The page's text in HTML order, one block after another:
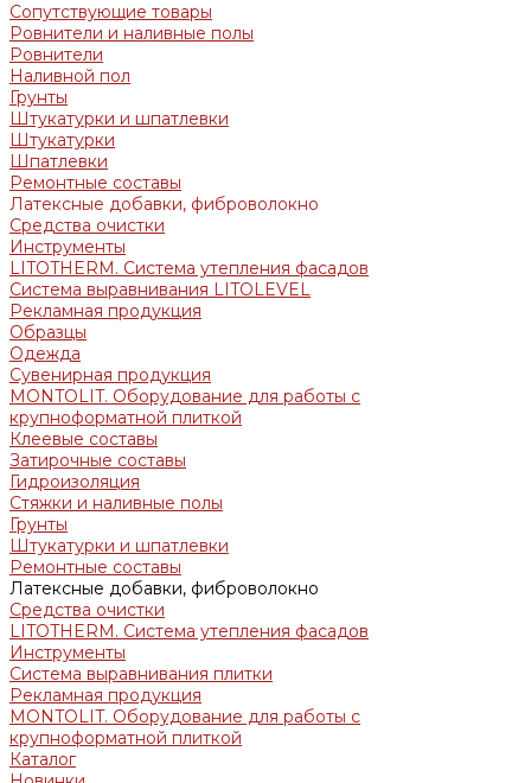
Сопутствующие товары
Ровнители и наливные полы
Ровнители
Наливной пол
Грунты
Штукатурки и шпатлевки
Штукатурки
Шпатлевки
Ремонтные составы
Латексные добавки, фиброволокно
Средства очистки
Инструменты
LITOTHERM. Система утепления фасадов
Система выравнивания LITOLEVEL
Рекламная продукция
Образцы
Одежда
Сувенирная продукция
MONTOLIT. Оборудование для работы с
крупноформатной плиткой
Клеевые составы
Затирочные составы
Гидроизоляция
Стяжки и наливные полы
Грунты
Штукатурки и шпатлевки
Ремонтные составы
Латексные добавки, фиброволокно
Средства очистки
LITOTHERM. Система утепления фасадов
Инструменты
Система выравнивания плитки
Рекламная продукция
MONTOLIT. Оборудование для работы с
крупноформатной плиткой
Каталог